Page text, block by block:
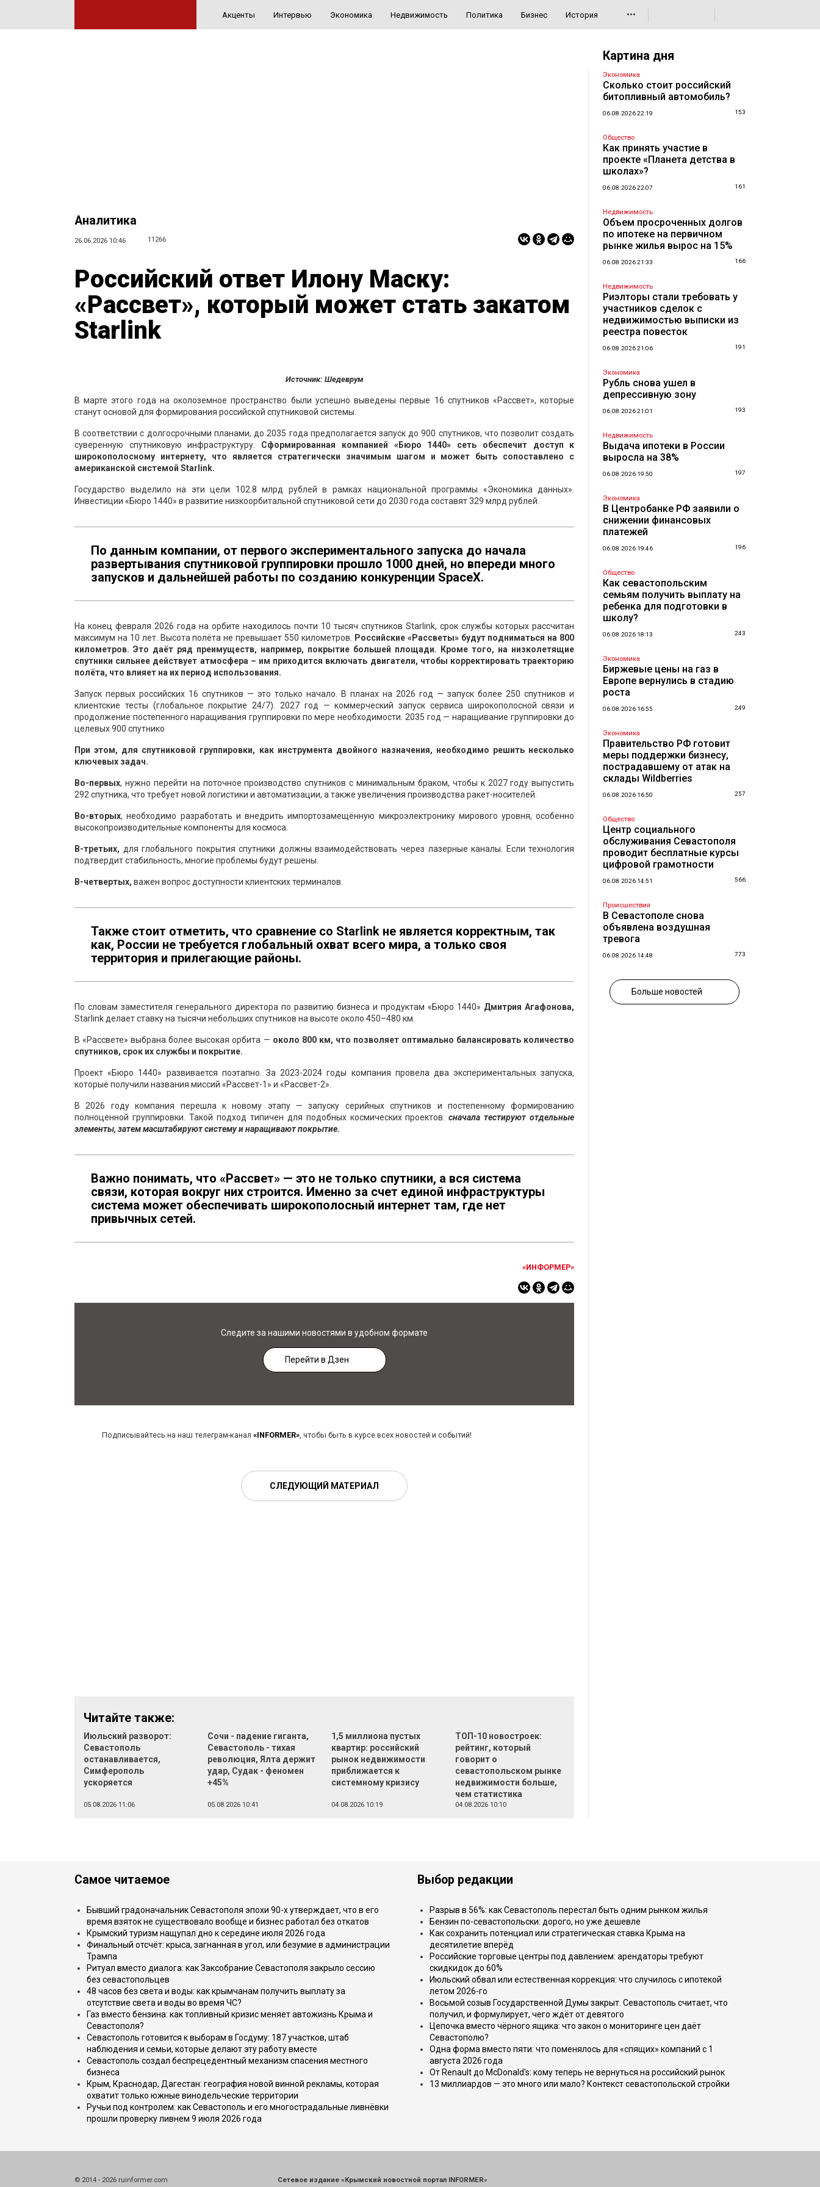
Акценты Интервью Экономика Недвижимость Политика Бизнес История •••
Аналитика
26.06.2026 10:46 11266
Российский ответ Илону Маску:
«Рассвет», который может стать закатом
Starlink
Источник: Шедеврум
В марте этого года на околоземное пространство были успешно выведены первые 16 спутников «Рассвет», которые
станут основой для формирования российской спутниковой системы.
В соответствии с долгосрочными планами, до 2035 года предполагается запуск до 900 спутников, что позволит создать
суверенную спутниковую инфраструктуру. Сформированная компанией «Бюро 1440» сеть обеспечит доступ к
широкополосному интернету, что является стратегически значимым шагом и может быть сопоставлено с
американской системой Starlink.
Государство выделило на эти цели 102.8 млрд рублей в рамках национальной программы «Экономика данных».
Инвестиции «Бюро 1440» в развитие низкоорбитальной спутниковой сети до 2030 года составят 329 млрд рублей.
По данным компании, от первого экспериментального запуска до начала
развертывания спутниковой группировки прошло 1000 дней, но впереди много
запусков и дальнейшей работы по созданию конкуренции SpaceX.
На конец февраля 2026 года на орбите находилось почти 10 тысяч спутников Starlink, срок службы которых рассчитан
максимум на 10 лет. Высота полёта не превышает 550 километров.
Российские «Рассветы» будут подниматься на 800
километров. Это даёт ряд преимуществ, например, покрытие большей площади. Кроме того, на низколетящие
спутники сильнее действует атмосфера – им приходится включать двигатели, чтобы корректировать траекторию
полёта, что влияет на их период использования.
Запуск первых российских 16 спутников — это только начало. В планах на 2026 год — запуск более 250 спутников и
клиентские тесты (глобальное покрытие 24/7). 2027 год — коммерческий запуск сервиса широкополосной связи и
продолжение постепенного наращивания группировки по мере необходимости. 2035 год — наращивание группировки до
целевых 900 спутнико
При этом, для спутниковой группировки, как инструмента двойного назначения, необходимо решить несколько
ключевых задач.
Во-первых, нужно перейти на поточное производство спутников с минимальным браком, чтобы к 2027 году выпустить
292 спутника, что требует новой логистики и автоматизации, а также увеличения производства ракет-носителей.
Во-вторых, необходимо разработать и внедрить импортозамещённую микроэлектронику мирового уровня, особенно
высокопроизводительные компоненты для космоса.
В-третьих, для глобального покрытия спутники должны взаимодействовать через лазерные каналы. Если технология
подтвердит стабильность, многие проблемы будут решены.
В-четвертых, важен вопрос доступности клиентских терминалов.
Также стоит отметить, что сравнение со Starlink не является корректным, так
как, России не требуется глобальный охват всего мира, а только своя
территория и прилегающие районы.
По словам заместителя генерального директора по развитию бизнеса и продуктам «Бюро 1440» Дмитрия Агафонова,
Starlink делает ставку на тысячи небольших спутников на высоте около 450–480 км.
В «Рассвете» выбрана более высокая орбита — около 800 км, что позволяет оптимально балансировать количество
спутников, срок их службы и покрытие.
Проект «Бюро 1440» развивается поэтапно. За 2023-2024 годы компания провела два экспериментальных запуска,
которые получили названия миссий «Рассвет-1» и «Рассвет-2».
В 2026 году компания перешла к новому этапу — запуску серийных спутников и постепенному формированию
полноценной группировки. Такой подход типичен для подобных космических проектов:сначала тестируют отдельные
элементы, затем масштабируют систему и наращивают покрытие.
Важно понимать, что «Рассвет» — это не только спутники, а вся система
связи, которая вокруг них строится. Именно за счет единой инфраструктуры
система может обеспечивать широкополосный интернет там, где нет
привычных сетей.
«ИНФОРМЕР»
Следите за нашими новостями в удобном формате
Перейти в Дзен
Подписывайтесь на наш телеграм-канал «INFORMER», чтобы быть в курсе всех новостей и событий!
СЛЕДУЮЩИЙ МАТЕРИАЛ
Читайте также:
Июльский разворот:
Севастополь
останавливается,
Симферополь
ускоряется
05.08.2026 11:06
Сочи - падение гиганта,
Севастополь - тихая
революция, Ялта держит
удар, Судак - феномен
+45%
05.08.2026 10:41
1,5 миллиона пустых
квартир: российский
рынок недвижимости
приближается к
системному кризису
04.08.2026 10:19
ТОП-10 новостроек:
рейтинг, который
говорит о
севастопольском рынке
недвижимости больше,
чем статистика
04.08.2026 10:10
Картина дня
Экономика
Сколько стоит российский
битопливный автомобиль?
06.08.2026 22:19 153
Общество
Как принять участие в
проекте «Планета детства в
школах»?
06.08.2026 22:07 161
Недвижимость
Объем просроченных долгов
по ипотеке на первичном
рынке жилья вырос на 15%
06.08.2026 21:33 166
Недвижимость
Риэлторы стали требовать у
участников сделок с
недвижимостью выписки из
реестра повесток
06.08.2026 21:06 191
Экономика
Рубль снова ушел в
депрессивную зону
06.08.2026 21:01 193
Недвижимость
Выдача ипотеки в России
выросла на 38%
06.08.2026 19:50 197
Экономика
В Центробанке РФ заявили о
снижении финансовых
платежей
06.08.2026 19:46 196
Общество
Как севастопольским
семьям получить выплату на
ребенка для подготовки в
школу?
06.08.2026 18:13 243
Экономика
Биржевые цены на газ в
Европе вернулись в стадию
роста
06.08.2026 16:55 249
Экономика
Правительство РФ готовит
меры поддержки бизнесу,
пострадавшему от атак на
склады Wildberries
06.08.2026 16:50 257
Общество
Центр социального
обслуживания Севастополя
проводит бесплатные курсы
цифровой грамотности
06.08.2026 14:51 566
Происшествия
В Севастополе снова
объявлена воздушная
тревога
06.08.2026 14:48 773
Больше новостей
Самое читаемое
Бывший градоначальник Севастополя эпохи 90-х утверждает, что в его
время взяток не существовало вообще и бизнес работал без откатов
Крымский туризм нащупал дно к середине июля 2026 года
Финальный отсчёт: крыса, загнанная в угол, или безумие в администрации
Трампа
Ритуал вместо диалога: как Заксобрание Севастополя закрыло сессию
без севастопольцев
48 часов без света и воды: как крымчанам получить выплату за
отсутствие света и воды во время ЧС?
Газ вместо бензина: как топливный кризис меняет автожизнь Крыма и
Севастополя?
Севастополь готовится к выборам в Госдуму: 187 участков, штаб
наблюдения и семьи, которые делают эту работу вместе
Севастополь создал беспрецедентный механизм спасения местного
бизнеса
Крым, Краснодар, Дагестан: география новой винной рекламы, которая
охватит только южные винодельческие территории
Ручьи под контролем: как Севастополь и его многострадальные ливнёвки
прошли проверку ливнем 9 июля 2026 года
Выбор редакции
Разрыв в 56%: как Севастополь перестал быть одним рынком жилья
Бензин по-севастопольски: дорого, но уже дешевле
Как сохранить потенциал или стратегическая ставка Крыма на
десятилетие вперёд
Российские торговые центры под давлением: арендаторы требуют
скидкидок до 60%
Июльский обвал или естественная коррекция: что случилось с ипотекой
летом 2026-го
Восьмой созыв Государственной Думы закрыт. Севастополь считает, что
получил, и формулирует, чего ждёт от девятого
Цепочка вместо чёрного ящика: что закон о мониторинге цен даёт
Севастополю?
Одна форма вместо пяти: что поменялось для «спящих» компаний с 1
августа 2026 года
От Renault до McDonald's: кому теперь не вернуться на российский рынок
13 миллиардов — это много или мало? Контекст севастопольской стройки
© 2014 - 2026 ruinformer.com Сетевое издание «Крымский новостной портал INFORMER»